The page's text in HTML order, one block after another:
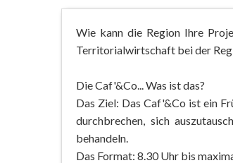
Wie kann die Region Ihre
Territorialwirtschaft bei der
Die Caf'&Co... Was ist das?
Das Ziel: Das Caf'&Co ist ein
durchbrechen, sich
behandeln.
Das Format: 8.30 Uhr bis